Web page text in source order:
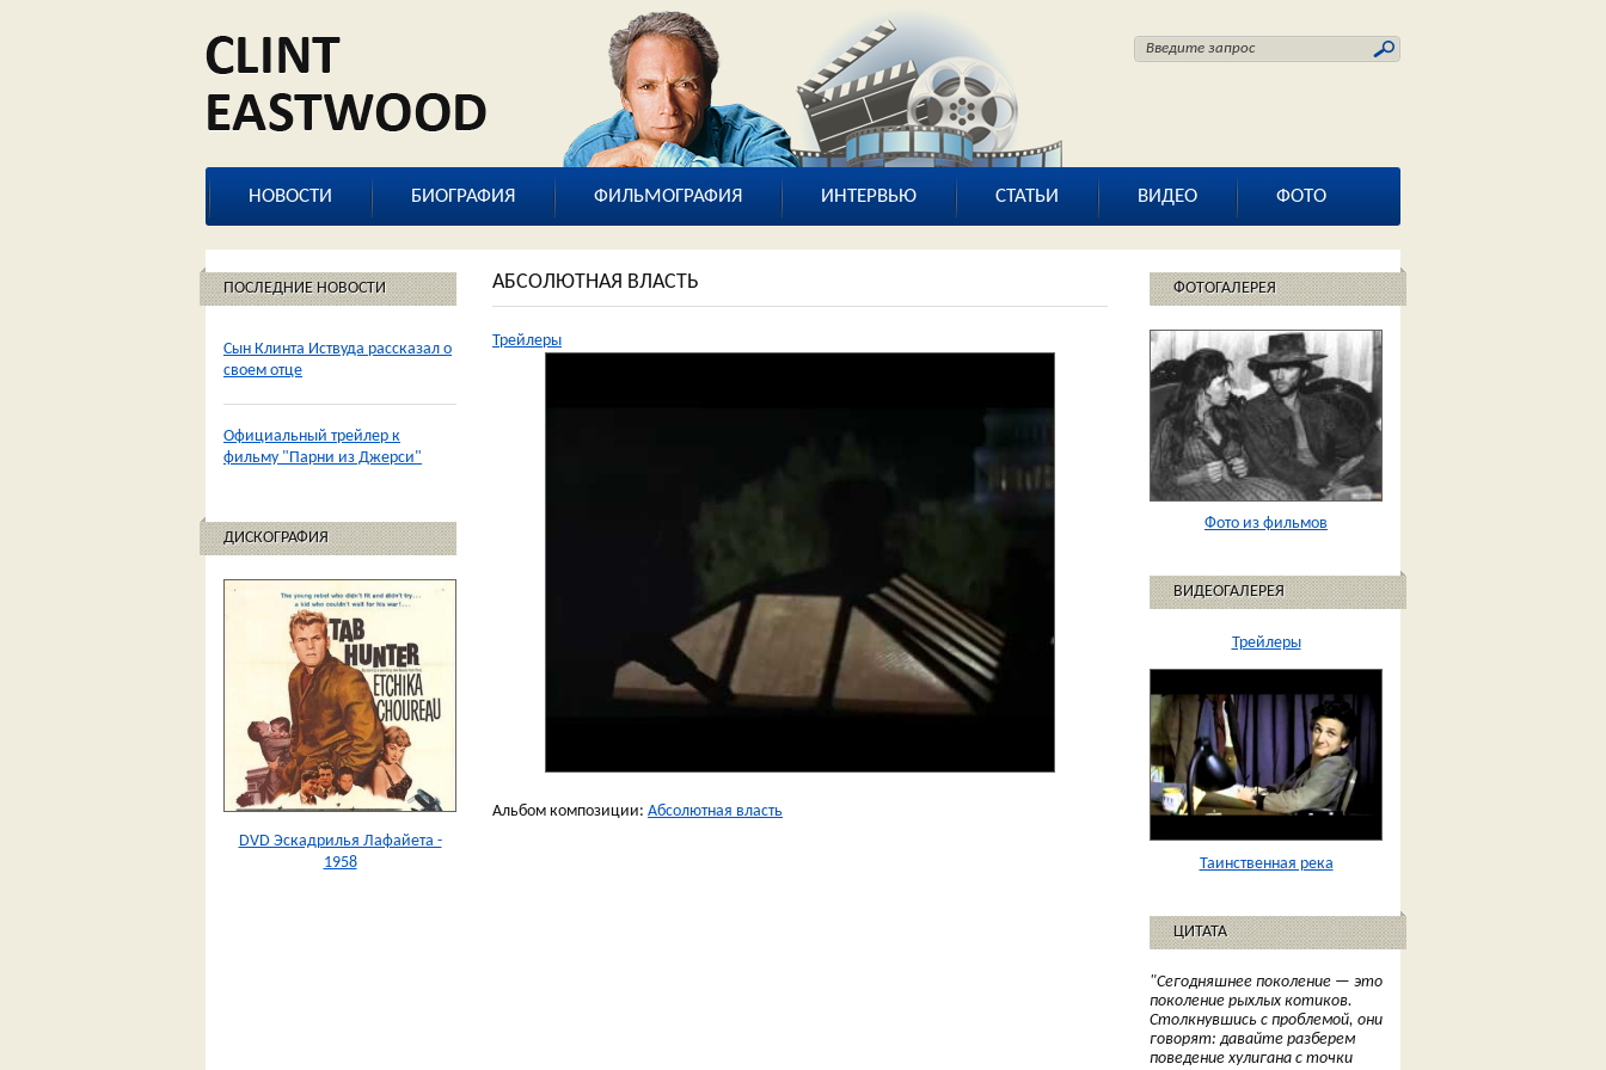
НОВОСТИ БИОГРАФИЯ ФИЛЬМОГРАФИЯ ИНТЕРВЬЮ СТАТЬИ ВИДЕО ФОТО
ПОСЛЕДНИЕ НОВОСТИ
Сын Клинта Иствуда рассказал о
своем отце
Официальный трейлер к
фильму "Парни из Джерси"
ДИСКОГРАФИЯ
DVD Эскадрилья Лафайета -
1958
АБСОЛЮТНАЯ ВЛАСТЬ
Трейлеры
Альбом композиции: Абсолютная власть
ФОТОГАЛЕРЕЯ
Фото из фильмов
ВИДЕОГАЛЕРЕЯ
Трейлеры
Таинственная река
ЦИТАТА
"Сегодняшнее поколение — это
поколение рыхлых котиков.
Столкнувшись с проблемой, они
говорят: давайте разберем
поведение хулигана с точки